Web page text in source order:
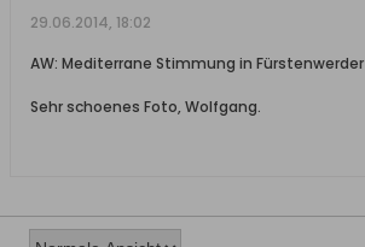
29.06.2014, 18:02
AW: Mediterrane Stimmung in Fürstenwerder
Sehr schoenes Foto, Wolfgang.